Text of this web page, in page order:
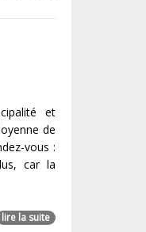
et
de
vous :
car la
lire la suite